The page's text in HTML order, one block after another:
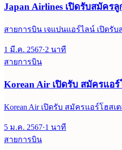
Japan Airlines เปิดรับสมัครลู
สายการบิน เจแปนแอร์ไลน์ เปิดรั
1 มี.ค. 2567·2 นาที
สายการบิน
Korean Air เปิดรับ สมัครแอ
Korean Air เปิดรับ สมัครแอร์โฮสเ
5 ม.ค. 2567·1 นาที
สายการบิน